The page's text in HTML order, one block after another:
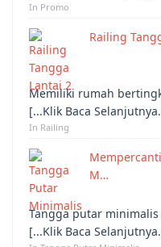
In Promo
Railing
Memiliki rumah
[...Klik Baca
In Railing
M…
Tangga putar
[...Klik Baca